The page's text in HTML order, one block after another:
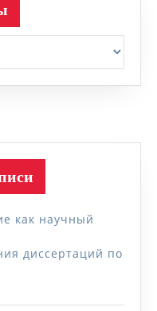
как научный
диссертаций по